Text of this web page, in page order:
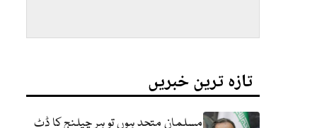
تازہ ترین خبریں
مسلمان متحد ہوں تو ہر چیلنج کا ڈٹ